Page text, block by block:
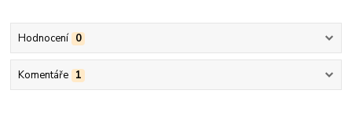
Hodnocení 0
Komentáře 1